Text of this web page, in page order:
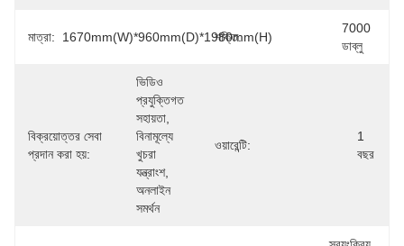
মাত্রা: 1670mm(W)*960mm(D)*1980mm(H)
শক্তি:
7000
ডাব্লু
বিক্রয়োত্তর সেবা
প্রদান করা হয়:
ভিডিও
প্রযুক্তিগত
সহায়তা,
বিনামূল্যে
খুচরা
যন্ত্রাংশ,
অনলাইন
সমর্থন
ওয়ারেন্টি:
1
বছর